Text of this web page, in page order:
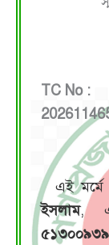
TC No :
এই মর্মে
ইসলাম,